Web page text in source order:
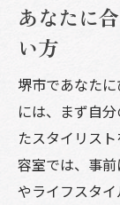
あなたに
い方
堺市であなた
には、まず自
たスタイリス
容室では、事
やライフスタ